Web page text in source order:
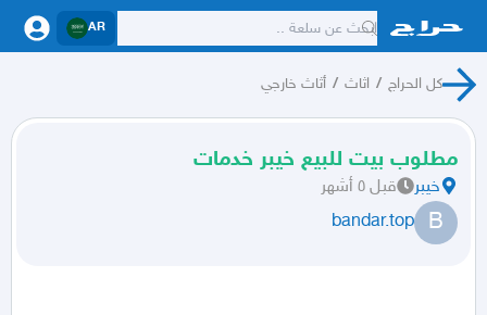
AR
كل الحراج / اثاث / أثاث خارجي
مطلوب بيت للبيع خيبر خدمات
خيبر قبل ٥ أشهر
B
bandar.top